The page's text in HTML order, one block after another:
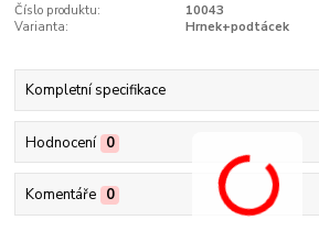
Číslo produktu:
10043
Varianta:
Hrnek+podtácek
Kompletní specifikace
Hodnocení 0
Komentáře 0